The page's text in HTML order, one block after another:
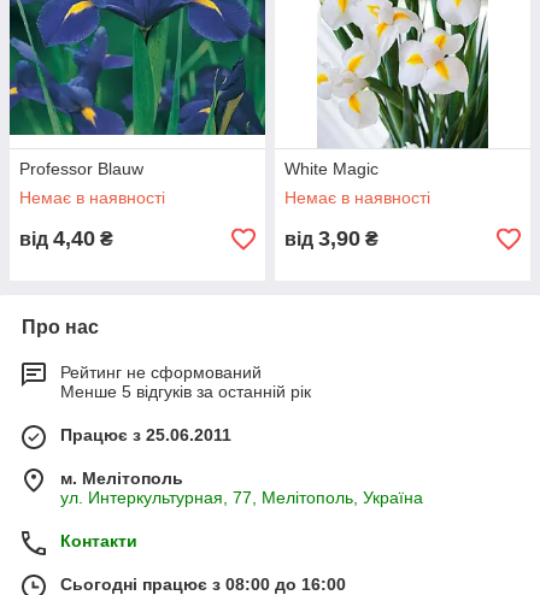
Professor Blauw
Немає в наявності
від 4,40 ₴
White Magic
Немає в наявності
від 3,90 ₴
Про нас
Рейтинг не сформований
Менше 5 відгуків за останній рік
Працює з 25.06.2011
м. Мелітополь
ул. Интеркультурная, 77, Мелітополь, Україна
Контакти
Сьогодні працює з 08:00 до 16:00